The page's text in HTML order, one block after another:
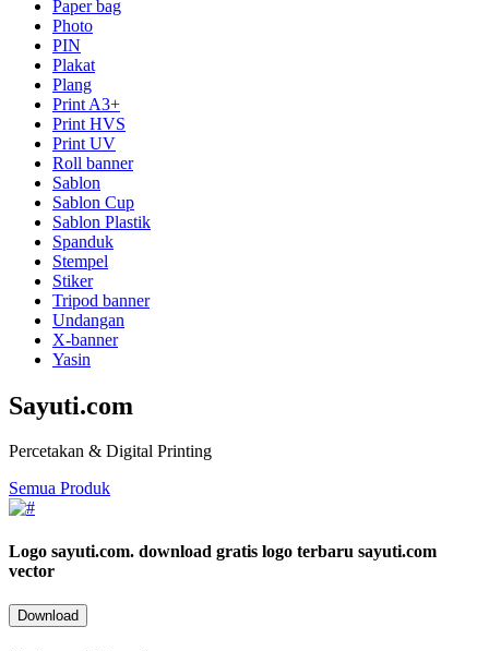
Paper bag
Photo
PIN
Plakat
Plang
Print A3+
Print HVS
Print UV
Roll banner
Sablon
Sablon Cup
Sablon Plastik
Spanduk
Stempel
Stiker
Tripod banner
Undangan
X-banner
Yasin
Sayuti.com
Percetakan & Digital Printing
Semua Produk
Logo sayuti.com. download gratis logo terbaru sayuti.com
vector
Download